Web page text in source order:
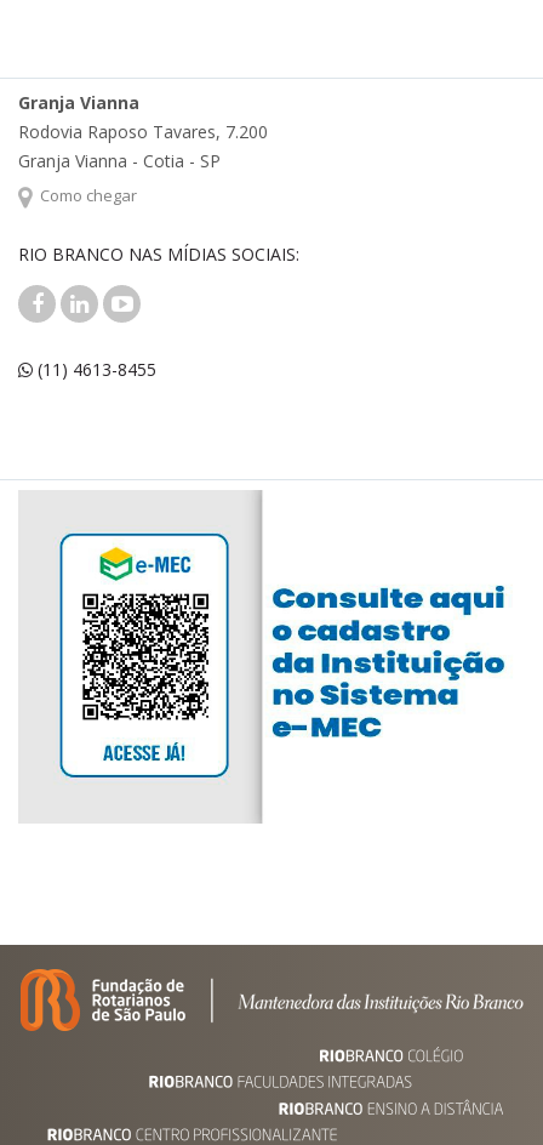
Granja Vianna
Rodovia Raposo Tavares, 7.200
Granja Vianna - Cotia - SP
Como chegar
RIO BRANCO NAS MÍDIAS SOCIAIS:
(11) 4613-8455